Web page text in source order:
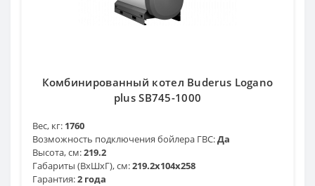
Комбинированный котел Buderus Logano
plus SB745-1000
Вес, кг: 1760
Возможность подключения бойлера ГВС:Да
Высота, см:219.2
Габариты (ВхШхГ), см:219.2x104x258
Гарантия:2 года